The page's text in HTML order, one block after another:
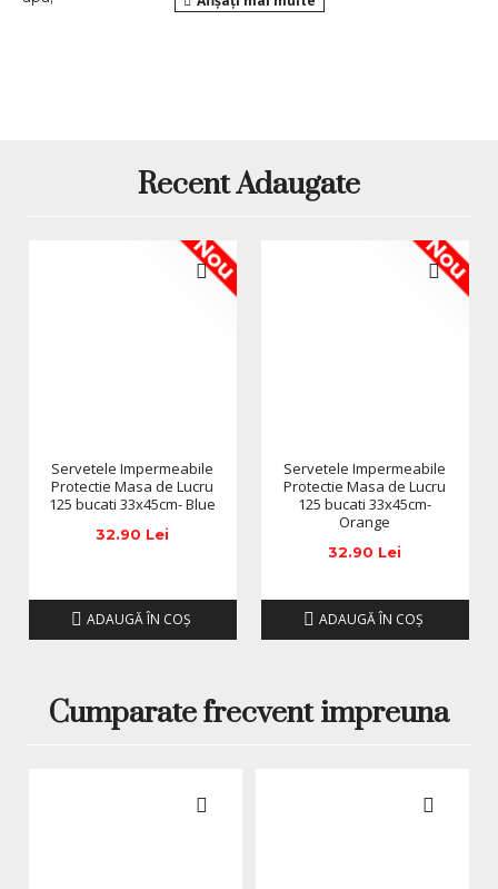
culorii pot varia in functie de monitor. Imaginile produselor
prezentate pe site sunt cu titlu de prezentare si pot diferi
livrate, acestea putand prezenta abateri minore de la
pozele si descrierile prezentate pe site, acestea se pot
modifica in functie de actualizarile producatorilor fara
Recent Adaugate
Nou
Servetele Impermeabile
Protectie Masa de Lucru
125 bucati 33x45cm- Blue
32.90 Lei
ADAUGĂ ÎN COŞ
Nou
Servetele Impermeabile
Protectie Masa de Lucru
125 bucati 33x45cm-
Orange
32.90 Lei
ADAUGĂ ÎN COŞ
Cumparate frecvent impreuna